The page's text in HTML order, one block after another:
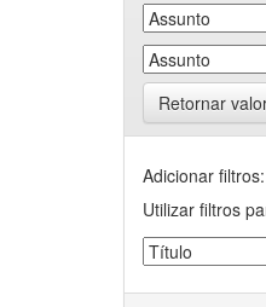
Retornar
Adicionar filtros:
Utilizar filtros